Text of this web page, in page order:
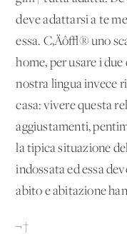
deve adattarsi a te
essa. C‚Äô√® uno
home, per usare i
nostra lingua invece
casa: vivere questa
aggiustamenti,
la tipica situazione
indossata ed essa
abito e abitazione
¬†